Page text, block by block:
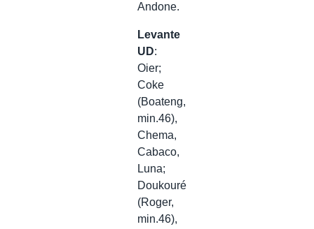
Andone.
Levante
UD:
Oier;
Coke
(Boateng,
min.46),
Chema,
Cabaco,
Luna;
Doukouré
(Roger,
min.46),